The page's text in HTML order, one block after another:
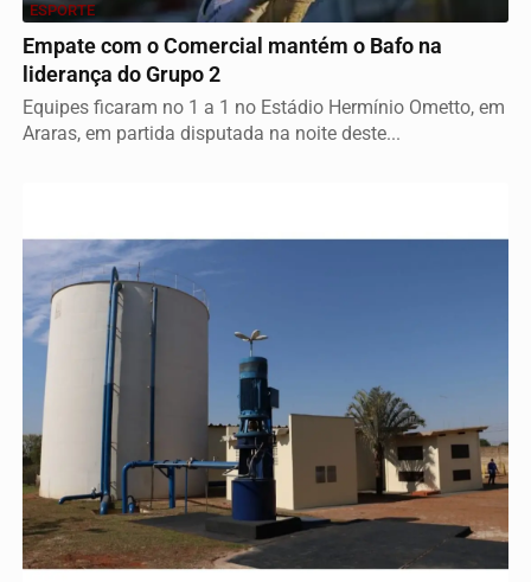
ESPORTE
Empate com o Comercial mantém o Bafo na
liderança do Grupo 2
Equipes ficaram no 1 a 1 no Estádio Hermínio Ometto, em
Araras, em partida disputada na noite deste...